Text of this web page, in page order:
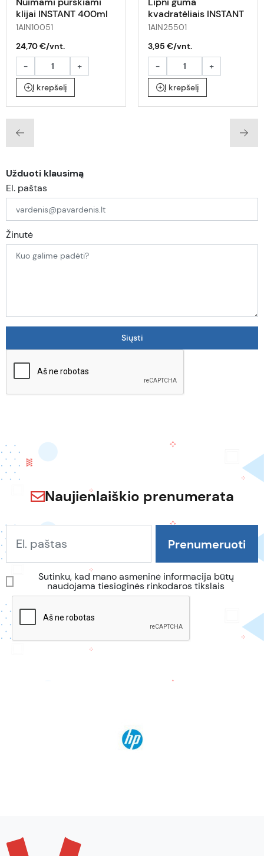
klijai INSTANT 400ml
1AIN10051
24,70 €/vnt.
-
+
Į krepšelį
kvadratėliais INSTANT
Power Tack Exterior
1AIN25501
3,95 €/vnt.
-
+
Į krepšelį
Užduoti klausimą
El. paštas
Žinutė
Naujienlaiškio prenumerata
Sutinku, kad mano asmeninė informacija būtų
naudojama tiesioginės rinkodaros tikslais